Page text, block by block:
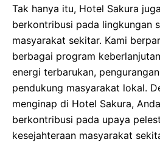
Tak hanya itu, Hotel Sakura
berkontribusi pada lingkungan
masyarakat sekitar. Kami
berbagai program
energi terbarukan,
pendukung masyarakat lokal.
menginap di Hotel Sakura,
berkontribusi pada upaya
kesejahteraan masyarakat